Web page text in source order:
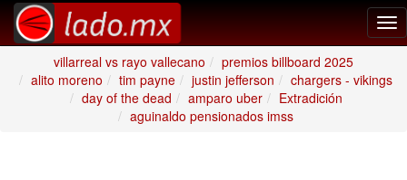
villarreal vs rayo vallecano
premios billboard 2025
alito moreno
tim payne justin jefferson
chargers - vikings
day of the dead
amparo uber
Extradición
aguinaldo pensionados imss